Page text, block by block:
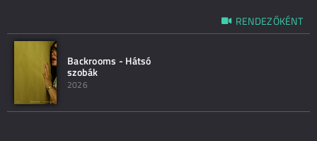
RENDEZŐKÉNT
Backrooms - Hátsó
szobák
2026